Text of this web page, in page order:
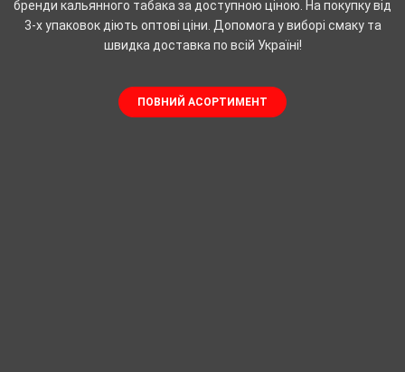
бренди кальянного табака за доступною ціною. На покупку від
3-х упаковок діють оптові ціни. Допомога у виборі смаку та
швидка доставка по всій Україні!
ПОВНИЙ АСОРТИМЕНТ